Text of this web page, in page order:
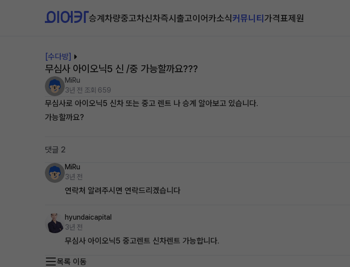
승계차량중고차신차즉시출고이어카소식커뮤니티가격표제원
[수다방]
무심사 아이오닉5 신 /중 가능할까요???
MiRu
3년 전 조회 659
무심사로 아이오닉5 신차 또는 중고 렌트 나 승계 알아보고 있습니다.
가능할까요?
댓글 2
MiRu
3년 전
연락처 알려주시면 연락드리겠습니다
hyundaicapital
3년 전
무심사 아이오닉5 중고렌트 신차렌트 가능합니다.
목록 이동